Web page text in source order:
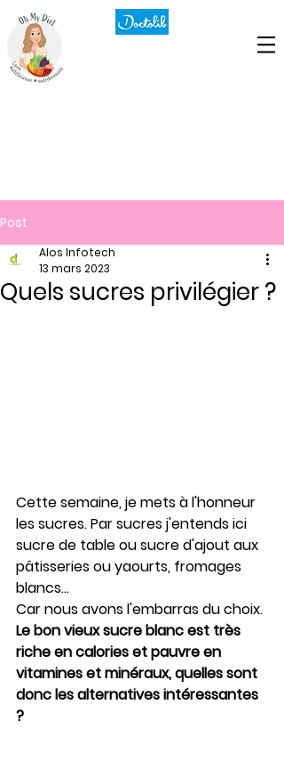
Post
Quels sucres privilégier ?
Alos Infotech
13 mars 2023
Cette semaine, je mets à l'honneur
les sucres. Par sucres j'entends ici
sucre de table ou sucre d'ajout aux
pâtisseries ou yaourts, fromages
blancs...
Car nous avons l'embarras du choix.
Le bon vieux sucre blanc est très
riche en calories et pauvre en
vitamines et minéraux, quelles sont
donc les alternatives intéressantes
?